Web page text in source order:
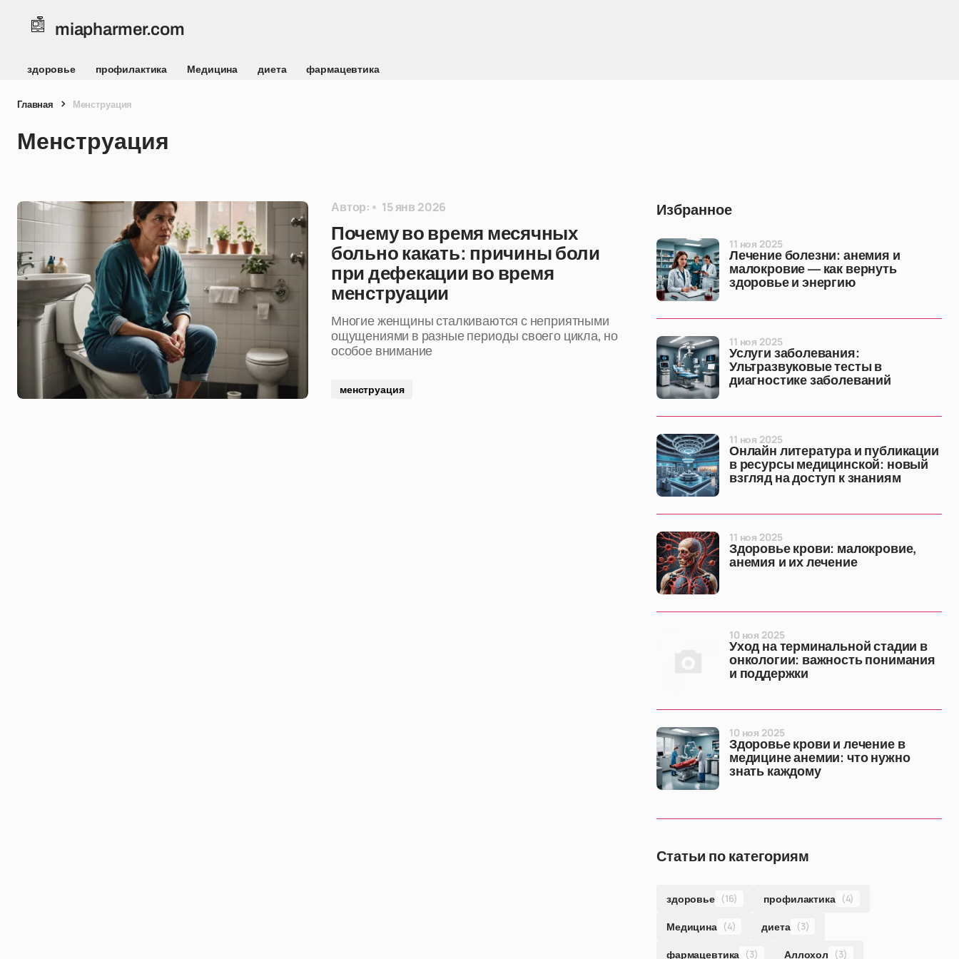
miapharmer.com
здоровье профилактика Медицина диета фармацевтика
Главная Менструация
Менструация
Автор: 15 янв 2026
Почему во время месячных
больно какать: причины боли
при дефекации во время
менструации
Многие женщины сталкиваются с неприятными
ощущениями в разные периоды своего цикла, но
особое внимание
менструация
Избранное
Лечение болезни: анемия и
малокровие — как вернуть
здоровье и энергию
11 ноя 2025
Услуги заболевания:
Ультразвуковые тесты в
диагностике заболеваний
11 ноя 2025
Онлайн литература и публикации
в ресурсы медицинской: новый
взгляд на доступ к знаниям
11 ноя 2025
Здоровье крови: малокровие,
анемия и их лечение
11 ноя 2025
Уход на терминальной стадии в
онкологии: важность понимания
и поддержки
10 ноя 2025
Здоровье крови и лечение в
медицине анемии: что нужно
знать каждому
10 ноя 2025
Статьи по категориям
здоровье (16) профилактика (4)
Медицина (4) диета (3)
фармацевтика (3) Аллохол (3)